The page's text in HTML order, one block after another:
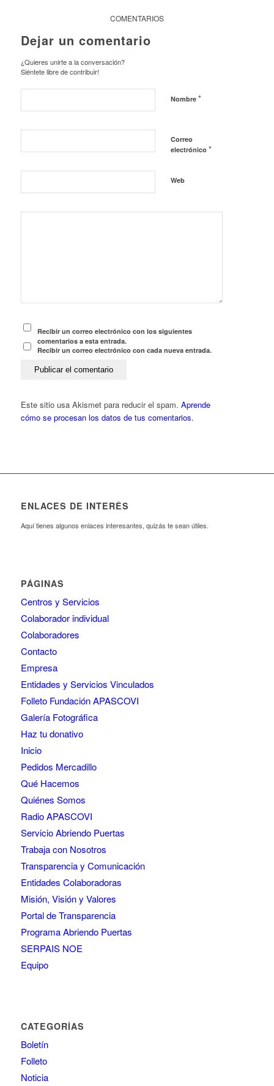
COMENTARIOS
Dejar un comentario
¿Quieres unirte a la conversación?
Siéntete libre de contribuir!
Nombre *
Correo
electrónico *
Web
Recibir un correo electrónico con los siguientes
comentarios a esta entrada.
Recibir un correo electrónico con cada nueva entrada.
Este sitio usa Akismet para reducir el spam. Aprende
cómo se procesan los datos de tus comentarios.
ENLACES DE INTERÉS
Aquí tienes algunos enlaces interesantes, quizás te sean útiles.
PÁGINAS
Centros y Servicios
Colaborador individual
Colaboradores
Contacto
Empresa
Entidades y Servicios Vinculados
Folleto Fundación APASCOVI
Galería Fotográfica
Haz tu donativo
Inicio
Pedidos Mercadillo
Qué Hacemos
Quiénes Somos
Radio APASCOVI
Servicio Abriendo Puertas
Trabaja con Nosotros
Transparencia y Comunicación
Entidades Colaboradoras
Misión, Visión y Valores
Portal de Transparencia
Programa Abriendo Puertas
SERPAIS NOE
Equipo
CATEGORÍAS
Boletín
Folleto
Noticia